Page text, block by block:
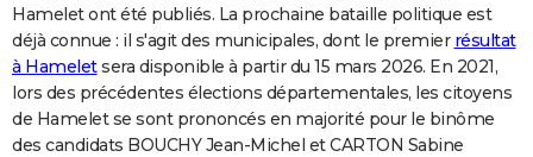
S'inscrire
Se connecter
Lycées
Collèges
Primaires
Universités
Entreprises
Service militaire
Avis de recherche
AVIS DE DÉCÈS
FORUM
Bricolage
Lifestyle
Culture
Sport
Auto
Television
Voyage
Cinema
Hamelet ont été publiés. La prochaine bataille politique est
déjà connue : il s'agit des municipales, dont le premier résultat
à Hameletsera disponible à partir du 15 mars 2026. En 2021,
lors des précédentes élections départementales, les citoyens
de Hamelet se sont prononcés en majorité pour le binôme
des candidats BOUCHY Jean-Michel et CARTON Sabine